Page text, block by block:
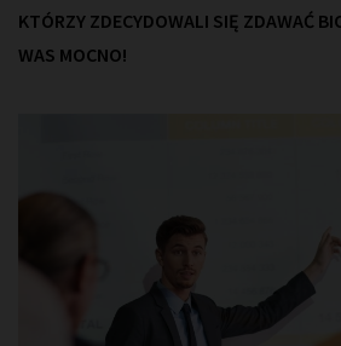
KTÓRZY ZDECYDOWALI SIĘ ZDAWAĆ
WAS MOCNO!